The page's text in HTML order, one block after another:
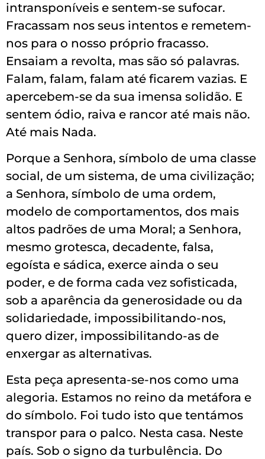
intransponíveis e sentem-se sufocar.
Fracassam nos seus intentos e remetem-
nos para o nosso próprio fracasso.
Ensaiam a revolta, mas são só palavras.
Falam, falam, falam até ficarem vazias. E
apercebem-se da sua imensa solidão. E
sentem ódio, raiva e rancor até mais não.
Até mais Nada.
Porque a Senhora, símbolo de uma classe
social, de um sistema, de uma civilização;
a Senhora, símbolo de uma ordem,
modelo de comportamentos, dos mais
altos padrões de uma Moral; a Senhora,
mesmo grotesca, decadente, falsa,
egoísta e sádica, exerce ainda o seu
poder, e de forma cada vez sofisticada,
sob a aparência da generosidade ou da
solidariedade, impossibilitando-nos,
quero dizer, impossibilitando-as de
enxergar as alternativas.
Esta peça apresenta-se-nos como uma
alegoria. Estamos no reino da metáfora e
do símbolo. Foi tudo isto que tentámos
transpor para o palco. Nesta casa. Neste
país. Sob o signo da turbulência. Do